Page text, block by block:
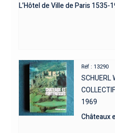
L’Hôtel de Ville de Paris 1535-
Réf : 13290
SCHUERL
COLLECTIF
1969
Châteaux